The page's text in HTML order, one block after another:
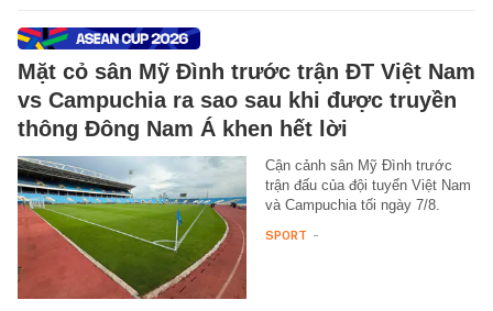
Mặt cỏ sân Mỹ Đình trước trận ĐT Việt Nam
vs Campuchia ra sao sau khi được truyền
thông Đông Nam Á khen hết lời
Cận cảnh sân Mỹ Đình trước
trận đấu của đội tuyển Việt Nam
và Campuchia tối ngày 7/8.
SPORT -